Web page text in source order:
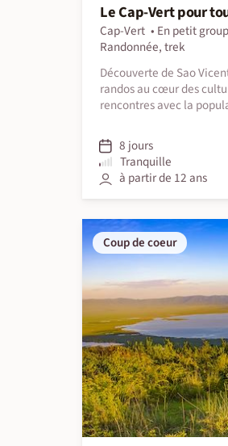
Le Cap-Vert pour
Cap-Vert
En petit
Randonnée, trek
Découverte de Sao
randos au cœur des
rencontres avec la
8 jours
Tranquille
à partir de 12 ans
Coup de coeur